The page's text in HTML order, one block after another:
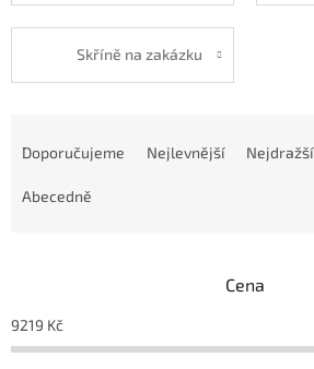
Skříně na zakázku
o
d
Doporučujeme Nejlevnější Nejdražší
Abecedně
Cena
9219 Kč